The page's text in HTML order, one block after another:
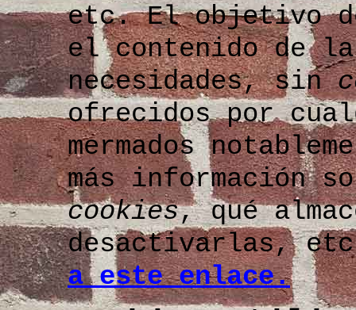
etc. El objetivo
el contenido de
necesidades, sin
ofrecidos por
mermados
más información
cookies, qué
desactivarlas,
a este enlace.